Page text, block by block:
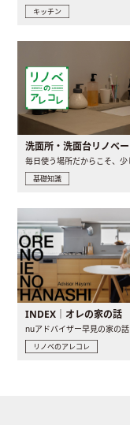
キッチン
基礎知識
INDEX｜オレの家の話
リノベのアレコレ